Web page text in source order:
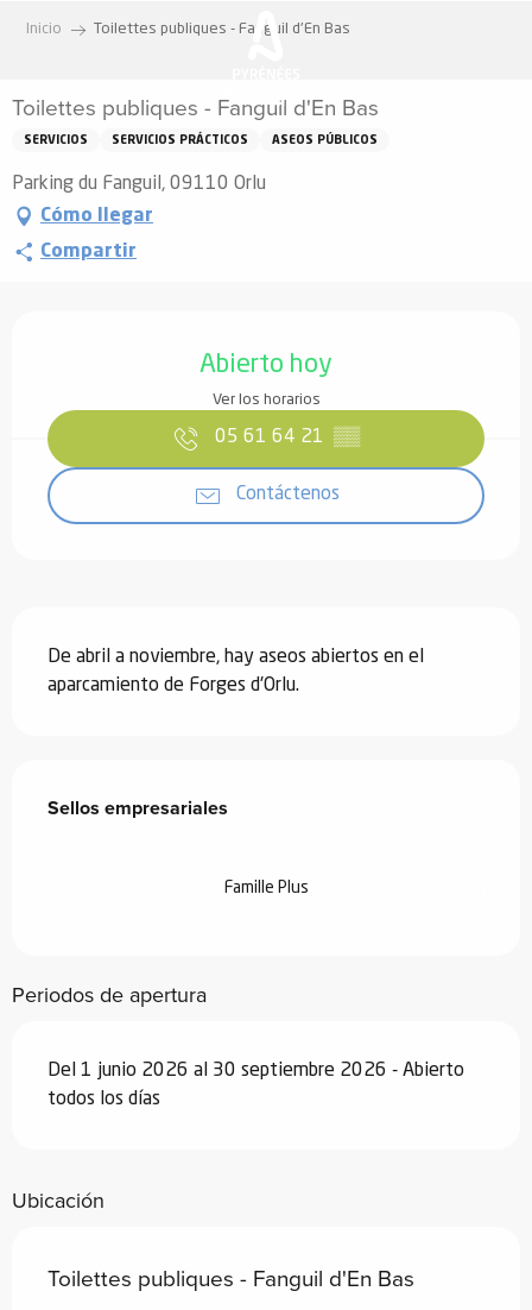
principal
Inicio Toilettes publiques - Fanguil d'En Bas
Toilettes publiques - Fanguil d'En Bas
SERVICIOS SERVICIOS PRÁCTICOS ASEOS PÚBLICOS
Parking du Fanguil, 09110 Orlu
Cómo llegar
Compartir
Abierto hoy
Ver los horarios
05 61 64 21 ▒▒
Contáctenos
De abril a noviembre, hay aseos abiertos en el
aparcamiento de Forges d'Orlu.
Sellos empresariales
Sellos empresariales
Famille Plus
Periodos de apertura
Del 1 junio 2026 al 30 septiembre 2026 - Abierto
todos los días
Ubicación
Toilettes publiques - Fanguil d'En Bas